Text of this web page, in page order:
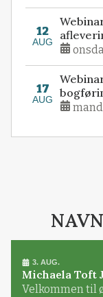
12
AUG
17
AUG
3. AUG.
Michaela Toft
Velkommen til